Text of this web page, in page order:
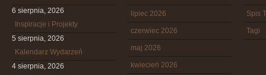
6 sierpnia, 2026
Inspiracje i Projekty
5 sierpnia, 2026
Kalendarz Wydarzeń
4 sierpnia, 2026
lipiec 2026
czerwiec 2026
maj 2026
kwiecień 2026
Spis
Tagi